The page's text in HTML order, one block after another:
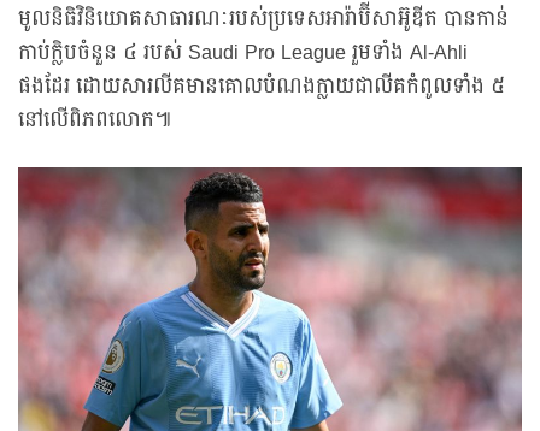
មូលនិធិវិនិយោគសាធារណៈរបស់ប្រទេសអារ៉ាប៊ីសាអ៊ូឌីត បានកាន់
កាប់ក្លិបចំនួន ៤ របស់ Saudi Pro League រួមទាំង Al-Ahli
ផងដែរ ដោយសារលីគមានគោលបំណងក្លាយជាលីគកំពូលទាំង ៥
នៅលើពិភពលោក៕